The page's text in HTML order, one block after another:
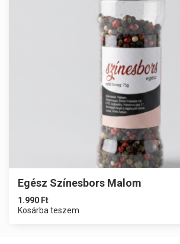
Egész Színesbors Malom
1.990 Ft
Kosárba teszem